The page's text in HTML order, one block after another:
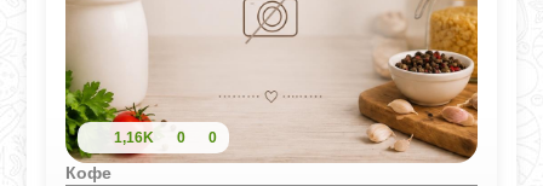
1,16K 0 0
Кофе